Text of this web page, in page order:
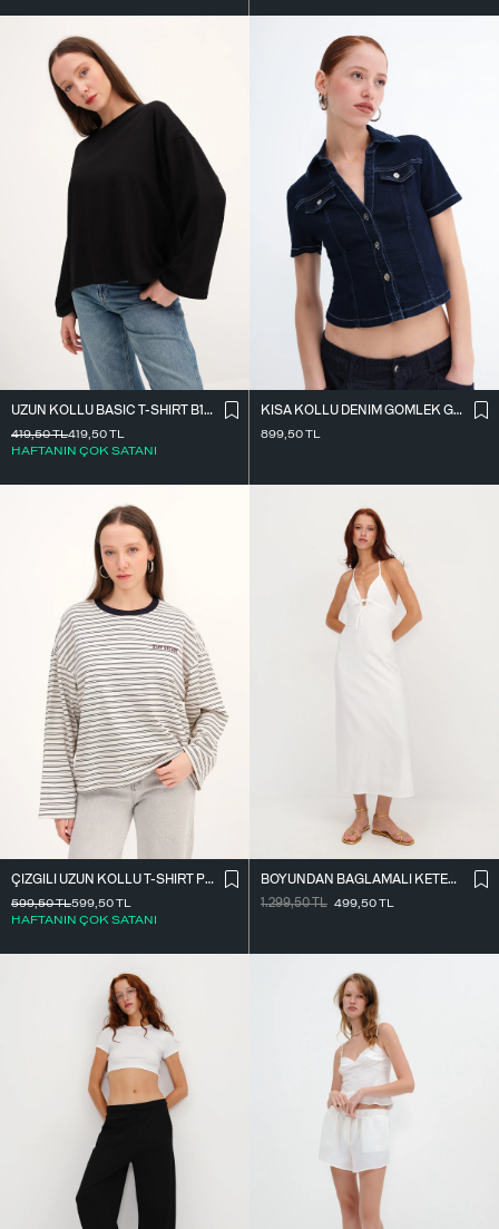
UZUN KOLLU BASIC T-SHIRT B10571
419,50TL
HAFTANIN ÇOK SATANI
419,50TL
KISA KOLLU DENIM GÖMLEK G17600
899,50TL
ÇIZGILI UZUN KOLLU T-SHIRT P10522
599,50TL
HAFTANIN ÇOK SATANI
599,50TL
BOYUNDAN BAĞLAMALI KETEN KARIŞIMLI ELBISE E17497
1.299,50TL 499,50TL